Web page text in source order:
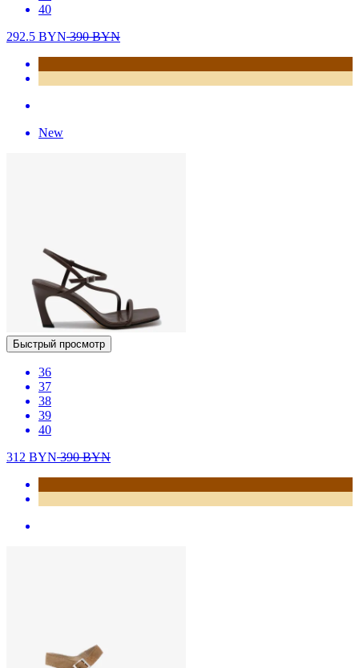
40
292.5 BYN390BYN
New
Быстрый просмотр
36
37
38
39
40
312 BYN390BYN